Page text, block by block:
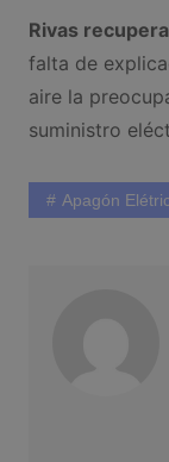
Rivas
falta de
aire la
suministro
Apagón